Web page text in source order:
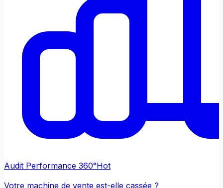
Audit Performance 360°Hot
Votre machine de vente est-elle cassée ?